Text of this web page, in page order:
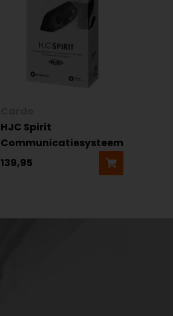
HJC Spirit
Communicatiesysteem
139,95